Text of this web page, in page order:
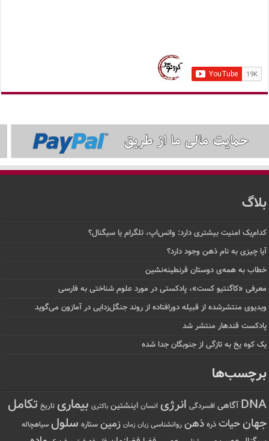
بلاگ
کدام‌یک امنیت بیشتری دارد: واتس‌اپ، تلگرام یا سیگنال؟
آیا چیزی به نام ذهن وجود دارد؟
خطاب به همه‌ی دوستان قرنطینه‌نشین
معرفی «کاگنتیو کست»، پادکستی در مورد علوم شناختی به فارسی
ویدیوی منتشرشده از قبیله دورافتاده‌ از روند جنگل‌زدایی در آمازون می‌گوید
پادکست قندهار منتشر شد
یک کوه یخ به تازگی از جنوبگان جدا شده
برچسب‌ها
DNA آگاهی افسردگی انرژی انسان اینشتین باکتری بیماری تاریخ تکامل
جهانحیات ذره ذهن روانشناسی زبان زمان زمین ستاره سلول سیاهچاله